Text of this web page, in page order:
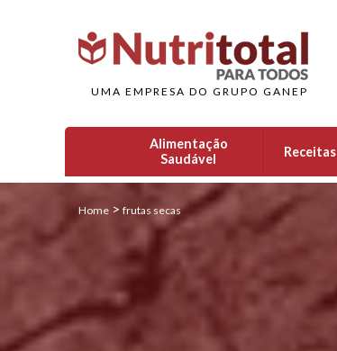
UMA EMPRESA DO GRUPO GANEP
Alimentação
Saudável
Receitas
Home > frutas secas